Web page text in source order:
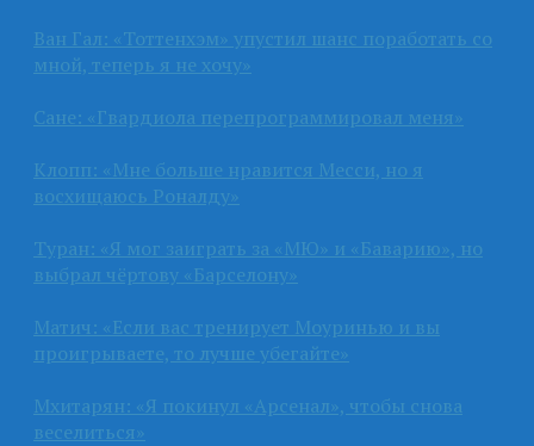
Ван Гал: «Тоттенхэм» упустил шанс поработать со
мной, теперь я не хочу»
Сане: «Гвардиола перепрограммировал меня»
Клопп: «Мне больше нравится Месси, но я
восхищаюсь Роналду»
Туран: «Я мог заиграть за «МЮ» и «Баварию», но
выбрал чёртову «Барселону»
Матич: «Если вас тренирует Моуринью и вы
проигрываете, то лучше убегайте»
Мхитарян: «Я покинул «Арсенал», чтобы снова
веселиться»